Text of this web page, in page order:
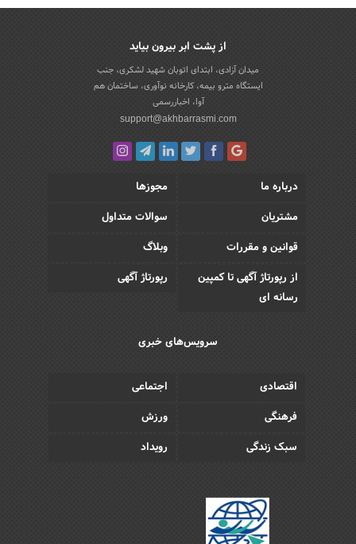
از پشت ابر بیرون بیاید
میدان آزادی، ابتدای اتوبان شهید لشکری، جنب
ایستگاه مترو بیمه، کارخانه نوآوری، ساختمان هم
آوا، اخباررسمی
support@akhbarrasmi.com
درباره ما
مجوزها
مشتریان
سوالات متداول
قوانین و مقررات
وبلاگ
از رپورتاژ آگهی تا کمپین
رسانه ای
رپورتاژ آگهی
سرویس‌های خبری
اقتصادی
اجتماعی
فرهنگی
ورزش
سبک زندگی
رویداد